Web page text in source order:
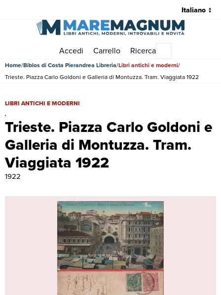
Accedi Carrello Ricerca
Home Biblos di Costa Pierandrea Libreria Libri antichi e moderni
Trieste. Piazza Carlo Goldoni e Galleria di Montuzza. Tram. Viaggiata 1922
Trieste. Piazza Carlo Goldoni e
Galleria di Montuzza. Tram.
Viaggiata 1922
Trieste. Piazza Carlo Goldoni e Galleria di Montuzza. Tram.
LIBRI ANTICHI E MODERNI
,
1922